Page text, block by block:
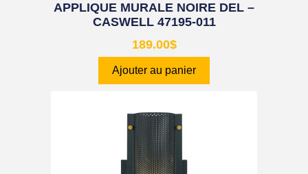
APPLIQUE MURALE NOIRE DEL –
CASWELL 47195-011
189.00$
Ajouter au panier